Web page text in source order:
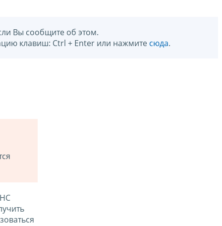
Вы сообщите об этом.
клавиш: Ctrl + Enter или нажмите сюда.